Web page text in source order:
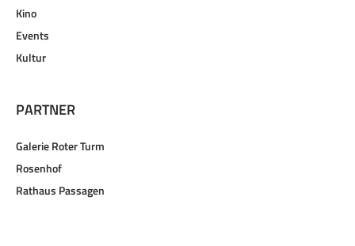
Kino
Events
Kultur
PARTNER
Galerie Roter Turm
Rosenhof
Rathaus Passagen